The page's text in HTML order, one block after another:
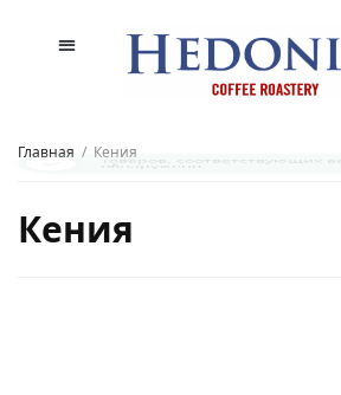
Главная / Кения
Кения
Товаров, соответствующих
обнаружено.